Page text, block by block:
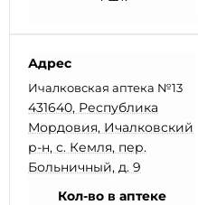
Адрес
Ичалковская аптека №13
431640, Республика
Мордовия, Ичалковский
р-н, с. Кемля, пер.
Больничный, д. 9
Кол-во в аптеке